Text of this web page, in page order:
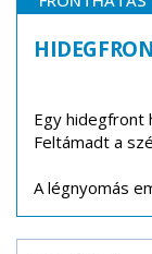
Egy hidegfront
Feltámadt a
A légnyomás